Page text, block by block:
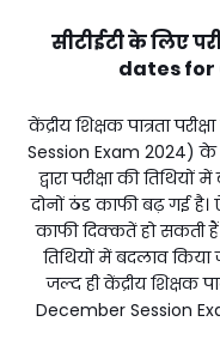
सीटीईटी के लिए
dates for
केंद्रीय शिक्षक पात्रता
Session Exam 2024) के
द्वारा परीक्षा की
दोनों ठंड काफी बढ़ गई है।
काफी दिक्कतें हो सकती
तिथियों में बदलाव किया
जल्द ही केंद्रीय शिक्षक
December Session